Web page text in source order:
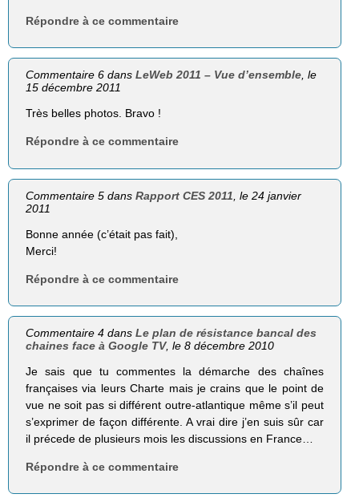
Répondre à ce commentaire
Commentaire 6 dansLeWeb 2011 – Vue d’ensemble, le
15 décembre 2011
Très belles photos. Bravo !
Répondre à ce commentaire
Commentaire 5 dansRapport CES 2011 , le 24 janvier
2011
Bonne année (c’était pas fait),
Merci!
Répondre à ce commentaire
Commentaire 4 dansLe plan de résistance bancal des
chaines face à Google TV, le 8 décembre 2010
Je sais que tu commentes la démarche des chaînes
françaises via leurs Charte mais je crains que le point de
vue ne soit pas si différent outre-atlantique même s’il peut
s’exprimer de façon différente. A vrai dire j’en suis sûr car
il précede de plusieurs mois les discussions en France…
Répondre à ce commentaire